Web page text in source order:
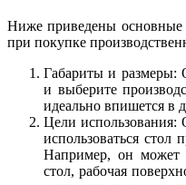
Ниже приведены основные
при покупке
Габариты и размеры:
и выберите
идеально впишется в
Цели использования:
использоваться стол
Например, он может
стол, рабочая